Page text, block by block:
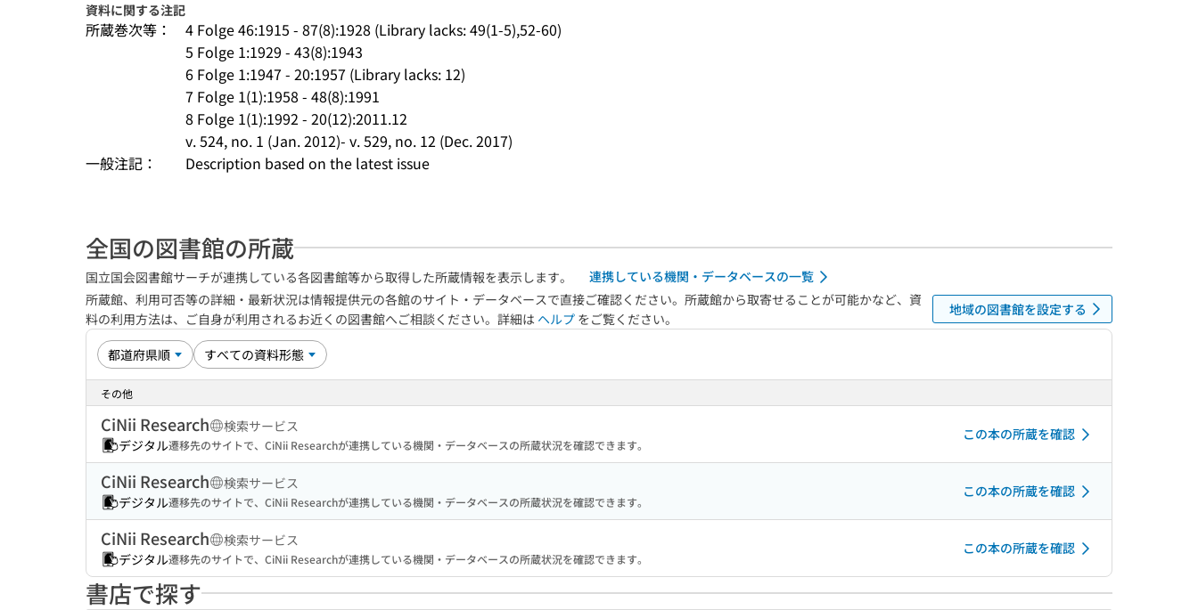
資料に関する注記
所蔵巻次等：
4 Folge 46:1915 - 87(8):1928 (Library lacks: 49(1-5),52-60)
5 Folge 1:1929 - 43(8):1943
6 Folge 1:1947 - 20:1957 (Library lacks: 12)
7 Folge 1(1):1958 - 48(8):1991
8 Folge 1(1):1992 - 20(12):2011.12
v. 524, no. 1 (Jan. 2012)- v. 529, no. 12 (Dec. 2017)
一般注記：
Description based on the latest issue
全国の図書館の所蔵
国立国会図書館サーチが連携している各図書館等から取得した所蔵情報を表示します。
連携している機関・データベースの一覧
所蔵館、利用可否等の詳細・最新状況は情報提供元の各館のサイト・データベースで直接ご確認ください。所蔵館から取寄せることが可能かなど、資
料の利用方法は、ご自身が利用されるお近くの図書館へご相談ください。詳細は ヘルプ をご覧ください。
地域の図書館を設定する
その他
CiNii Research
検索サービス
デジタル遷移先のサイトで、CiNii Researchが連携している機関・データベースの所蔵状況を確認できます。
この本の所蔵を確認
CiNii Research
検索サービス
デジタル遷移先のサイトで、CiNii Researchが連携している機関・データベースの所蔵状況を確認できます。
この本の所蔵を確認
CiNii Research
検索サービス
デジタル遷移先のサイトで、CiNii Researchが連携している機関・データベースの所蔵状況を確認できます。
この本の所蔵を確認
書店で探す